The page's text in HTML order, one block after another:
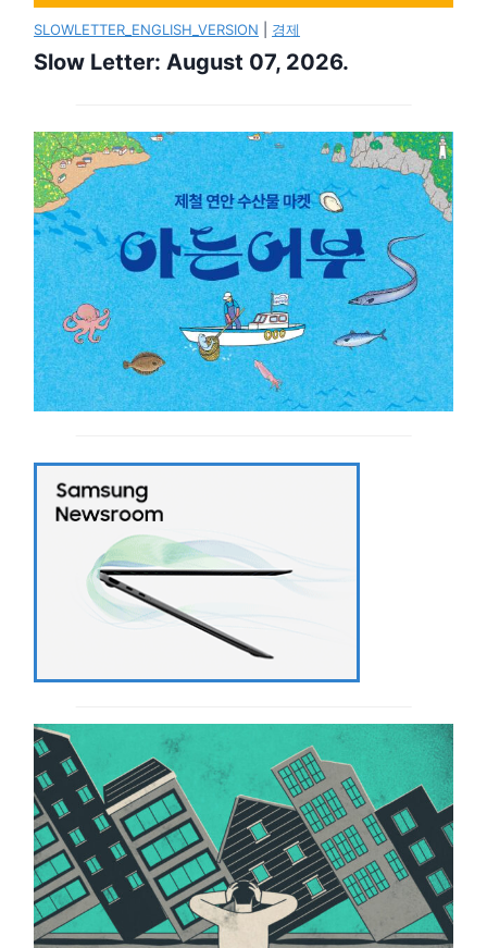
SLOWLETTER_ENGLISH_VERSION 경제
Slow Letter: August 07, 2026.